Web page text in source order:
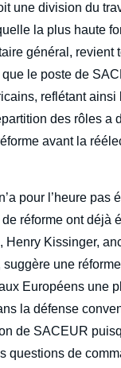
une division du
la plus haute
général, revient
le poste de
reflétant
des rôles a
avant la
pour l’heure pas
réforme ont déjà
Henry Kissinger,
suggère une
aux Européens une
la défense
de SACEUR
questions de